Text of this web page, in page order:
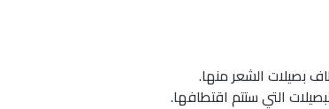
بصيلات الشعر منها.
التي ستتم اقتطافها.